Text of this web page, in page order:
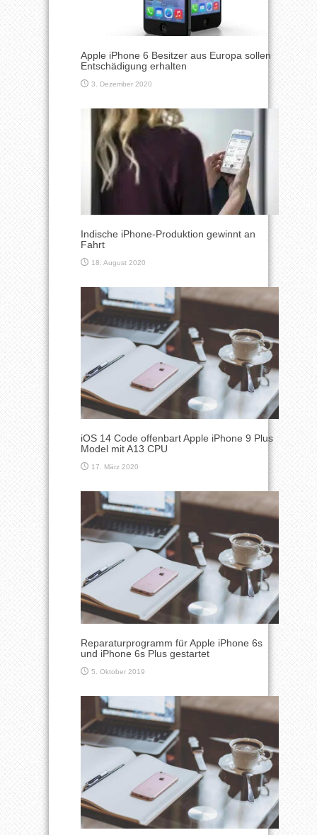
Apple iPhone 6 Besitzer aus Europa sollen
Entschädigung erhalten
3. Dezember 2020
Indische iPhone-Produktion gewinnt an
Fahrt
18. August 2020
iOS 14 Code offenbart Apple iPhone 9 Plus
Model mit A13 CPU
17. März 2020
Reparaturprogramm für Apple iPhone 6s
und iPhone 6s Plus gestartet
5. Oktober 2019